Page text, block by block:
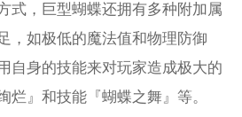
式，巨型蝴蝶还拥有多种附加属
，如极低的魔法值和物理防御
自身的技能来对玩家造成极大的
烂』和技能『蝴蝶之舞』等。